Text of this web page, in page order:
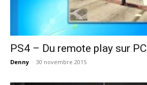
PS4 – Du remote play sur PC
Denny - 30 novembre 2015